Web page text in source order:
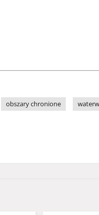
obszary chronione